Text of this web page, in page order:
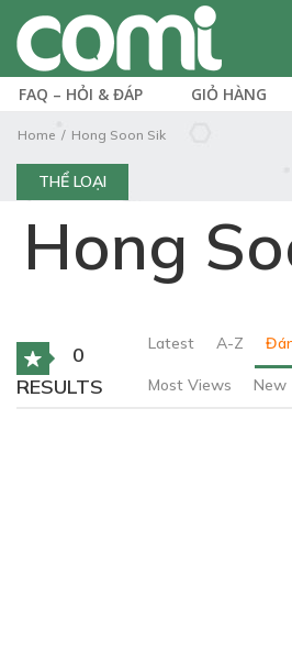
FAQ – HỎI & ĐÁP GIỎ HÀNG
Home Hong Soon Sik
THỂ LOẠI
Hong
0
RESULTS
Latest A-Z
Most Views New